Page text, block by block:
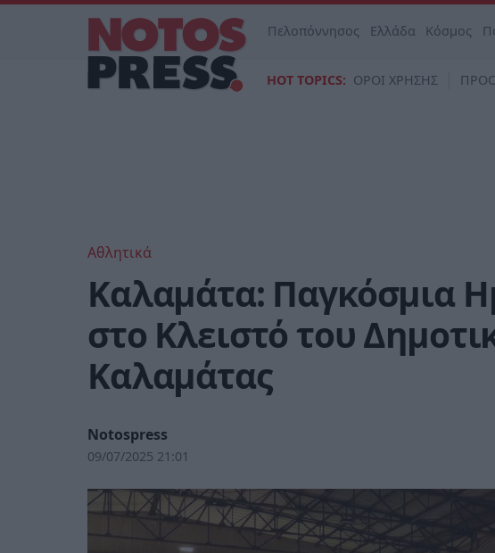
Πελοπόννησος Ελλάδα Κόσμος
HOT TOPICS: ΟΡΟΙ ΧΡΗΣΗΣ
Αθλητικά
Καλαμάτα: Παγκόσμια
στο Κλειστό του
Καλαμάτας
Notospress
09/07/2025 21:01